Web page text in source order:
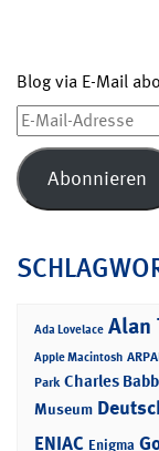
Blog via E-Mail
E-
Mail-
Adresse
Abonnieren
Ada Lovelace Alan
Apple Macintosh
Park Charles
Museum
ENIAC Enigma